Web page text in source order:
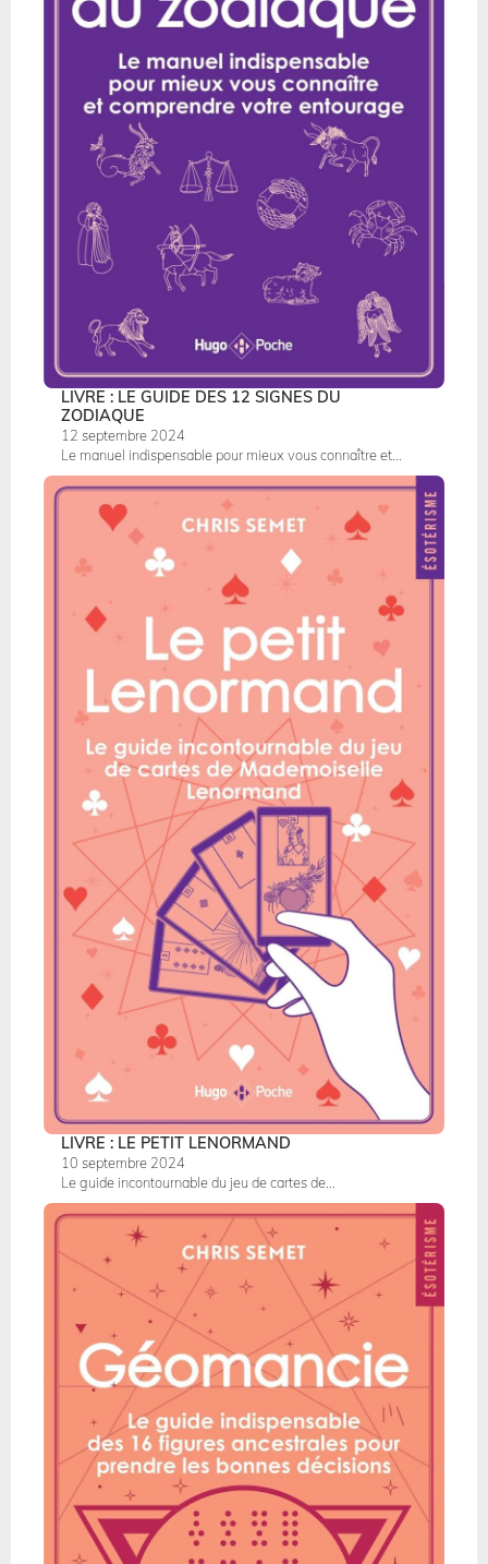
LIVRE : LE GUIDE DES 12 SIGNES DU
ZODIAQUE
12 septembre 2024
Le manuel indispensable pour mieux vous connaître et...
LIVRE : LE PETIT LENORMAND
10 septembre 2024
Le guide incontournable du jeu de cartes de...